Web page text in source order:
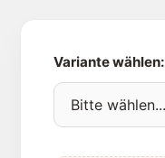
Variante wählen: